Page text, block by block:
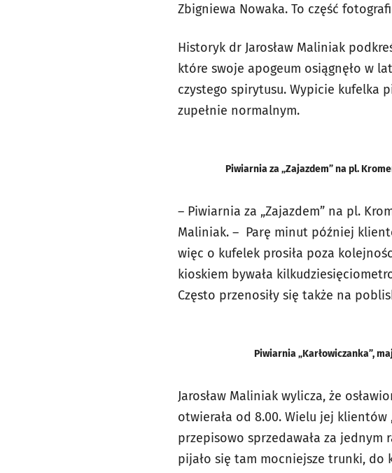
Zbigniewa Nowaka. To część
Historyk dr Jarosław Maliniak
które swoje apogeum osiągnęło w
czystego spirytusu. Wypicie kufelka
zupełnie normalnym.
Piwiarnia za „Zajazdem” na pl.
– Piwiarnia za „Zajazdem” na pl.
Maliniak. – Parę minut później
więc o kufelek prosiła poza
kioskiem bywała
Często przenosiły się także na
Piwiarnia „Karłowiczanka”,
Jarosław Maliniak wylicza, że
otwierała od 8.00. Wielu jej
przepisowo sprzedawała za jednym
pijało się tam mocniejsze trunki,